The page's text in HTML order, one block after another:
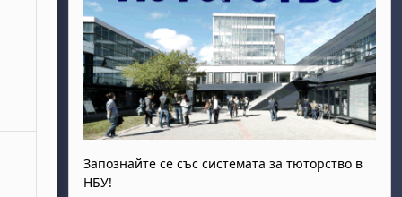
Запознайте се със системата за тюторство в
НБУ!